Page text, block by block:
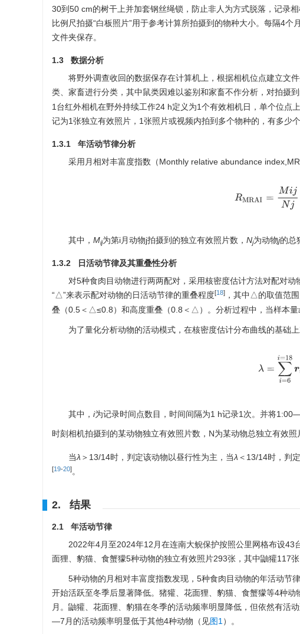
30到50 cm的树干上并加套钢丝绳锁，防止非人为方式脱落，记录
比例尺拍摄“白板照片”用于参考计算所拍摄到的物种大小。每隔4
文件夹保存。
1.3 数据分析
将野外调查收回的数据保存在计算机上，根据相机位点建立文
类、家畜进行分类，其中鼠类因难以鉴别和家畜不作分析，对拍摄
1台红外相机在野外持续工作24 h定义为1个有效相机日，单个位点
记为1张独立有效照片，1张照片或视频内拍到多个物种的，有多少
1.3.1 年活动节律分析
采用月相对丰富度指数（Monthly relative abundance
MijNj×
其中， Mij为第i月动物j拍摄到的独立有效照片数， Nj为动物j的总
1.3.2 日活动节律及其重叠性分析
对5种食肉目动物进行两两配对，采用核密度估计方法对配对
“△”来表示配对动物的日活动节律的重叠程度[18] ，其中△的取值范
叠（0.5＜△≤0.8）和高度重叠（0.8＜△）。分析过程中，当样本
为了量化分析动物的活动模式，在核密度估计分布曲线的基础
=6i=18
其中， i为记录时间点数目，时间间隔为1 h记录1次。并将
时刻相机拍摄到的某动物独立有效照片数，N为某动物总独立有效照
当λ ＞13/14时，判定该动物以昼行性为主，当λ ＜13/14时，判
[19-20]。
2. 结果
2.1 年活动节律
2022年4月至2024年12月在连南大鲵保护按照公里网格布设43
面狸、豹猫、食蟹獴5种动物的独立有效照片293张，其中鼬獾117
5种动物的月相对丰富度指数发现，5种食肉目动物的年活动节
开始活跃至冬季后显著降低。猪獾、花面狸、豹猫、食蟹獴等4种
月。鼬獾、花面狸、豹猫在冬季的活动频率明显降低，但依然有活
—7月的活动频率明显低于其他4种动物（见图1 ）。